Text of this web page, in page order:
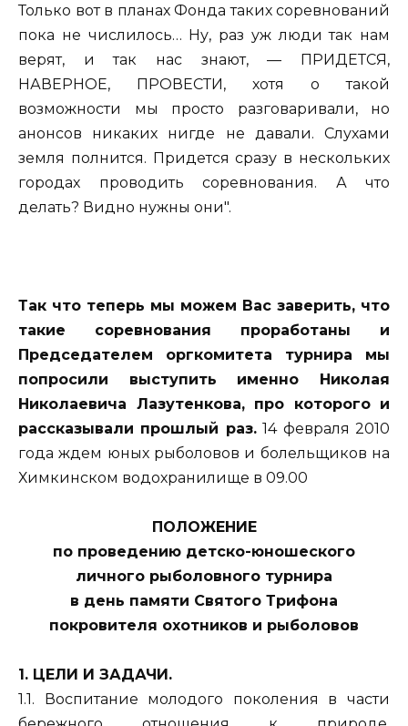
Только вот в планах Фонда таких соревнований
пока не числилось… Ну, раз уж люди так нам
верят, и так нас знают, — ПРИДЕТСЯ,
НАВЕРНОЕ, ПРОВЕСТИ, хотя о такой
возможности мы просто разговаривали, но
анонсов никаких нигде не давали. Слухами
земля полнится. Придется сразу в нескольких
городах проводить соревнования. А что
делать? Видно нужны они".
Так что теперь мы можем Вас заверить, что
такие соревнования проработаны и
Председателем оргкомитета турнира мы
попросили выступить именно Николая
Николаевича Лазутенкова, про которого и
рассказывали прошлый раз.14 февраля 2010
года ждем юных рыболовов и болельщиков на
Химкинском водохранилище в 09.00
ПОЛОЖЕНИЕ
по проведению детско-юношеского
личного рыболовного турнира
в день памяти Святого Трифона
покровителя охотников и рыболовов
1. ЦЕЛИ И ЗАДАЧИ.
1.1. Воспитание молодого поколения в части